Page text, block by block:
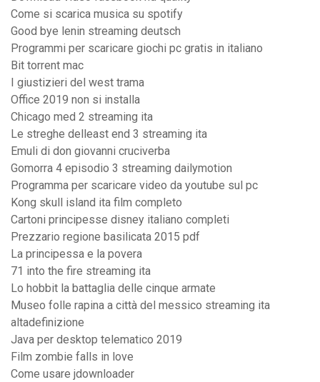
Come si scarica musica su spotify
Good bye lenin streaming deutsch
Programmi per scaricare giochi pc gratis in italiano
Bit torrent mac
I giustizieri del west trama
Office 2019 non si installa
Chicago med 2 streaming ita
Le streghe delleast end 3 streaming ita
Emuli di don giovanni cruciverba
Gomorra 4 episodio 3 streaming dailymotion
Programma per scaricare video da youtube sul pc
Kong skull island ita film completo
Cartoni principesse disney italiano completi
Prezzario regione basilicata 2015 pdf
La principessa e la povera
71 into the fire streaming ita
Lo hobbit la battaglia delle cinque armate
Museo folle rapina a città del messico streaming ita
altadefinizione
Java per desktop telematico 2019
Film zombie falls in love
Come usare jdownloader